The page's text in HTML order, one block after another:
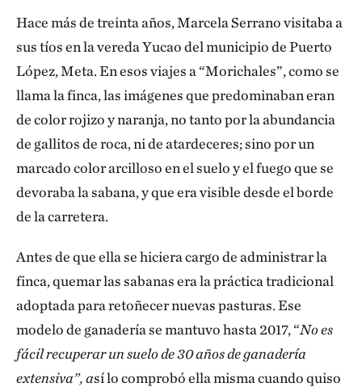
Hace más de treinta años, Marcela Serrano visitaba a
sus tíos en la vereda Yucao del municipio de Puerto
López, Meta. En esos viajes a “Morichales”, como se
llama la finca, las imágenes que predominaban eran
de color rojizo y naranja, no tanto por la abundancia
de gallitos de roca, ni de atardeceres; sino por un
marcado color arcilloso en el suelo y el fuego que se
devoraba la sabana, y que era visible desde el borde
de la carretera.
Antes de que ella se hiciera cargo de administrar la
finca, quemar las sabanas era la práctica tradicional
adoptada para retoñecer nuevas pasturas. Ese
modelo de ganadería se mantuvo hasta 2017, “No es
fácil recuperar un suelo de 30 años de ganadería
extensiva”, así lo comprobó ella misma cuando quiso